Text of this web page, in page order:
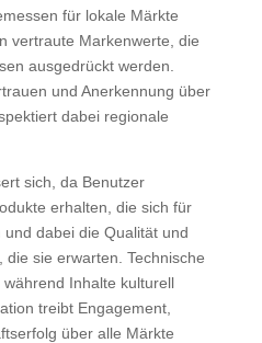
für lokale Märkte
vertraute Markenwerte, die
ausgedrückt werden.
und Anerkennung über
dabei regionale
sich, da Benutzer
erhalten, die sich für
dabei die Qualität und
sie erwarten. Technische
Inhalte kulturell
treibt Engagement,
über alle Märkte